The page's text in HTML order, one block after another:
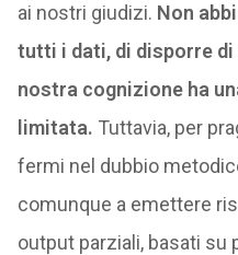
ai nostri giudizi. Non
tutti i dati, di disporre
nostra cognizione ha
limitata. Tuttavia, per
fermi nel dubbio
comunque a emettere
output parziali, basati su